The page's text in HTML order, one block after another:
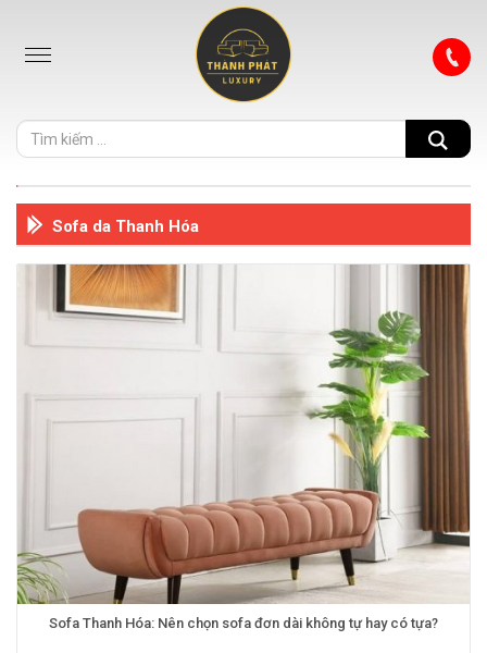
Sofa da Thanh Hóa
Sofa Thanh Hóa: Nên chọn sofa đơn dài không tự hay có tựa?